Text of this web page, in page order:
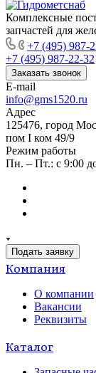
Комплексные
запчастей для
+7 (495) 987-
+7 (495) 987-22-32
Заказать звонок
E-mail
info@gms1520.ru
Адрес
125476, город
пом I ком 49/9
Режим работы
Пн. – Пт.: с 9:00
Подать заявку
Компания
О компании
Вакансии
Реквизиты
Каталог